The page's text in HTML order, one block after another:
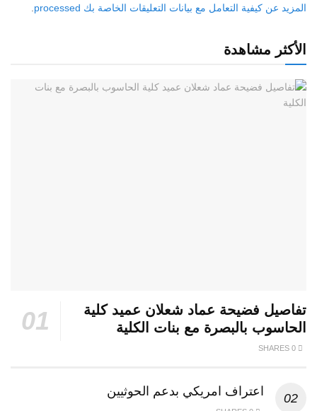
المزيد عن كيفية التعامل مع بيانات التعليقات الخاصة بك processed
.
الأكثر مشاهدة
تفاصيل فضيحة عماد شعلان عميد كلية
الحاسوب بالبصرة مع بنات الكلية
اعتراف امريكي بدعم الحوثيين